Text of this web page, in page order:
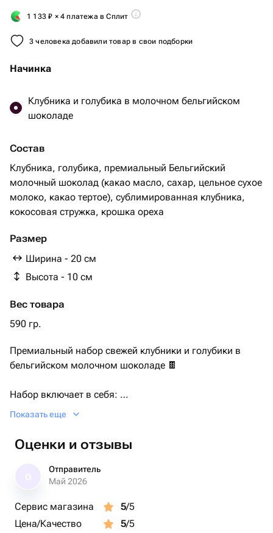
1 133₽ × 4 платежа в Сплит
3 человека добавили товар в свои подборки
Начинка
Клубника и голубика в молочном бельгийском
шоколаде
Состав
Клубника, голубика, премиальный Бельгийский
молочный шоколад (какао масло, сахар, цельное сухое
молоко, какао тертое), сублимированная клубника,
кокосовая стружка, крошка ореха
Размер
Ширина - 20 см
Высота - 10 см
Вес товара
590 гр.
Премиальный набор свежей клубники и голубики в
бельгийском молочном шоколаде 🍫
Набор включает в себя:
- свежайшая, отборная клубника в количестве 11-14
- свежая голубика - 200гр
- сублимированная клубника
- крошка ореха
Показать еще
Оценки и отзывы
Отправитель
Май 2026
Сервис магазина 5/5
Цена/Качество
5/5